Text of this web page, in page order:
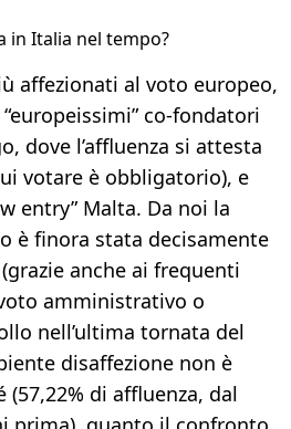
in Italia nel tempo?
affezionati al voto europeo,
co-fondatori
dove l’affluenza si attesta
votare è obbligatorio), e
entry” Malta. Da noi la
è finora stata decisamente
anche ai frequenti
amministrativo o
nell’ultima tornata del
disaffezione non è
di affluenza, dal